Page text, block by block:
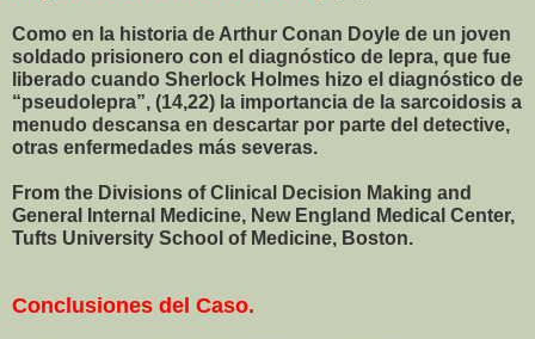
Como en la historia de Arthur Conan Doyle de un joven
soldado prisionero con el diagnóstico de lepra, que fue
liberado cuando Sherlock Holmes hizo el diagnóstico de
“pseudolepra”, (14,22) la importancia de la sarcoidosis a
menudo descansa en descartar por parte del detective,
otras enfermedades más severas.
From the Divisions of Clinical Decision Making and
General Internal Medicine, New England Medical Center,
Tufts University School of Medicine, Boston.
Conclusiones del Caso.